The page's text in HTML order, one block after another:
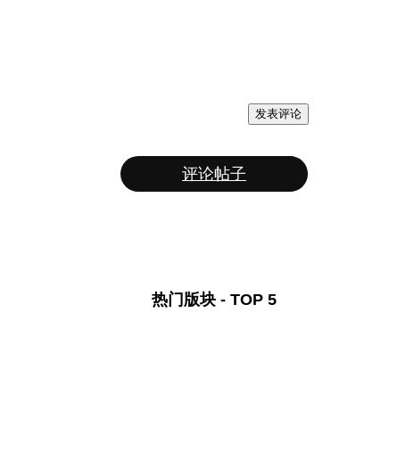
发表评论
评论帖子
热门版块 - TOP 5